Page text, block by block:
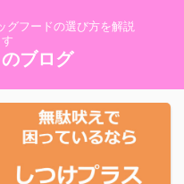
グフードの選び方を解説
ブログ